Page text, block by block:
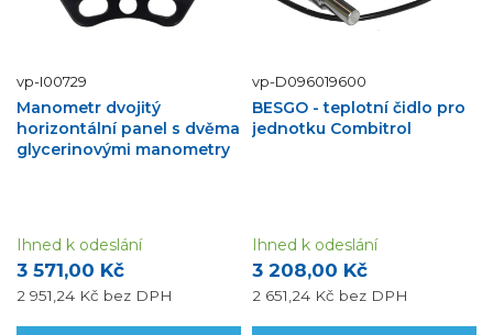
vp-I00729
Manometr dvojitý
horizontální panel s dvěma
glycerinovými manometry
3 571,00 Kč
2 951,24 Kč bez DPH
Ihned k odeslání
vp-D096019600
BESGO - teplotní čidlo pro
jednotku Combitrol
3 208,00 Kč
2 651,24 Kč bez DPH
Ihned k odeslání